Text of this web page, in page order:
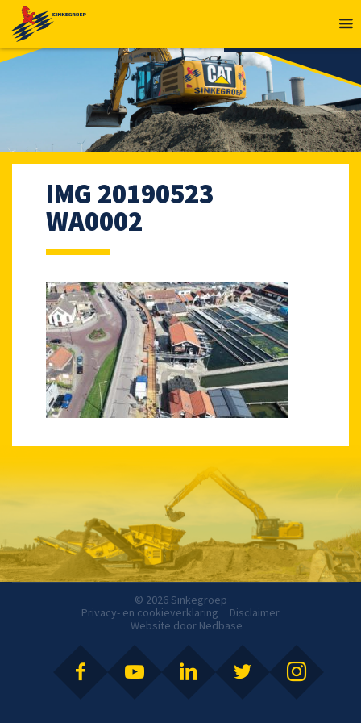
IMG 20190523
WA0002
© 2026 Sinkegroep
Privacy- en cookieverklaring
Disclaimer
Website door Nedbase